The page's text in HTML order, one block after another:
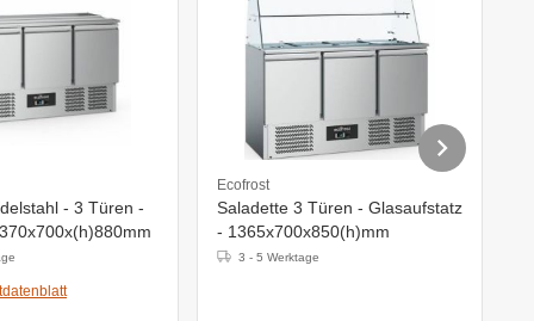
- 3 Türen -
Ecofrost
Saladette 3 Türen - Glasaufstatz
- 1365x700x850(h)mm
3 - 5 Werktage